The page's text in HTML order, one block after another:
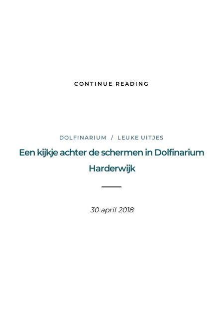
CONTINUE READING
DOLFINARIUM / LEUKE UITJES
Een kijkje achter de schermen in Dolfinarium
Harderwijk
30 april 2018